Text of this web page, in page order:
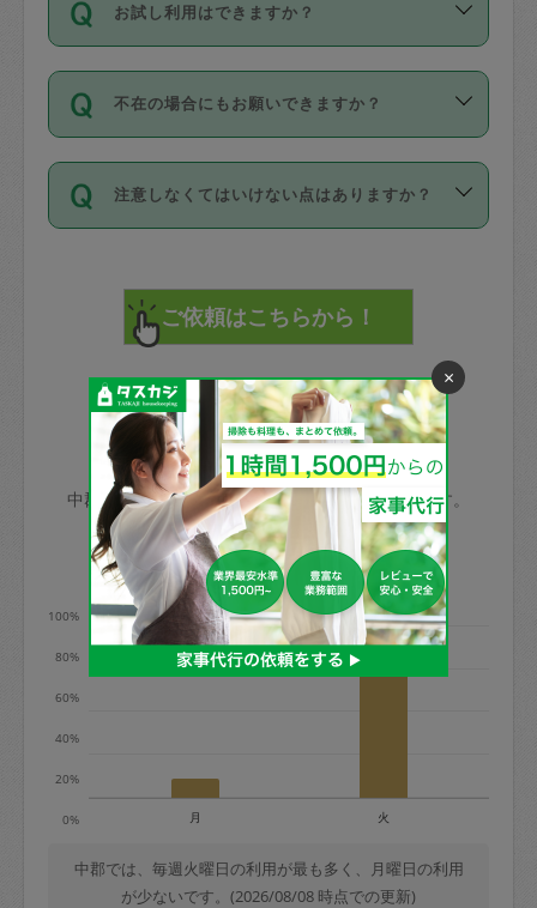
ールに記載していますので、各自の得意
を依頼してください。
※テストセンターの講評は１件目のレビュ
参考
【詳細】タスカジさんの登録に際
す。
写真を撮り、
詳細FAQ：
損害賠償保険について教えて
タスカジさんへ「募集」をかけることが
可能です。
す。
1. 直前キャンセル（定期、スポット契約
共通）
72時間を超える※と、以下のキャンセル
料が発生します。
直前キャンセル料：
72時間前〜24時間前＝依頼料金の50%
1時間前〜実施時間＝依頼金額の100%＋
交通費全額
依頼者不在による当日キャンセル＝依頼
金額の100%＋交通費全額
※例：依頼日時／土曜日午前9時開始の場
合、水曜日午前9時以降はキャンセル料が
発生
水曜日9時〜金曜日9時まで＝依頼料金の
50%
＋交通費全額
依頼者不在による当日キャンセル＝依頼
金額の100%＋交通費全額
お試し利用はできますか？
「お試し利用」というメニューはありま
せんが、「一回のみ」依頼を活用するこ
とによって、気に入ったタスカジさんを
まず、条件の合う気になるタスカジさ
みてください。
その後、一番気に入ったタスカジさんに
「定期（毎週・隔週）」依頼をしてくだ
さい。
不在の場合にもお願いできますか？
不在の場合の作業はタスカジさんの同意
が必要です。数回の依頼ののち、タスカ
ジさんと依頼者の間で十分な信頼関係が
てください。
不在時に部屋に入るためにタスカジさん
ジさんが紛失した鍵によって二次的な損
害（たとえば、第三者の侵入など）が起
きた場合は損害保険の対象外となるので
ご注意ください。
注意しなくてはいけない点はありますか？
で、必ず鍵のかかるロッカーや金庫に入
れて依頼者の責任の元管理するよう心掛
けてください。
※パスポート、クレジットカード、銀行カ
ード、5千円以上のアクセサリー、500円
玉、など
あわせてこちらも参照ください ：初めて
利用します。注意しなくてはいけない点
はありますか？
中郡の家事代行ご利用状況
中郡のタスカジの利用データを元に掲載しています。
利用の多い曜日は？
0%
20%
40%
60%
80%
100%
月 火
中郡では、毎週火曜日の利用が最も多く、月曜日の利用
が少ないです。(2026/08/08 時点での更新)
×